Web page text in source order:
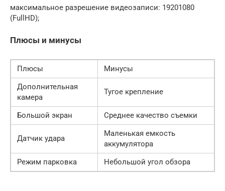
максимальное разрешение видеозаписи: 19201080
(FullHD);
Плюсы и минусы
Плюсы
Минусы
Дополнительная
камера
Тугое крепление
Большой экран Среднее качество съемки
Датчик удара
Маленькая емкость
аккумулятора
Режим парковка
Небольшой угол обзора